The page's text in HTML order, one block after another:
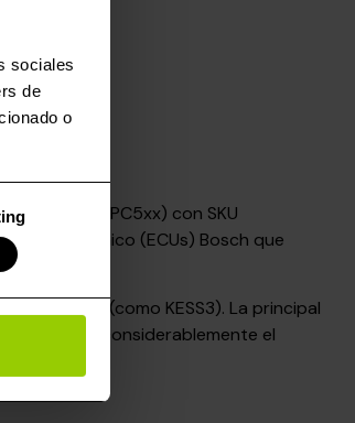
sociales
de
o
MPC5xx) con SKU
electrónico (ECUs) Bosch que
(como KESS3). La principal
se acelera considerablemente el